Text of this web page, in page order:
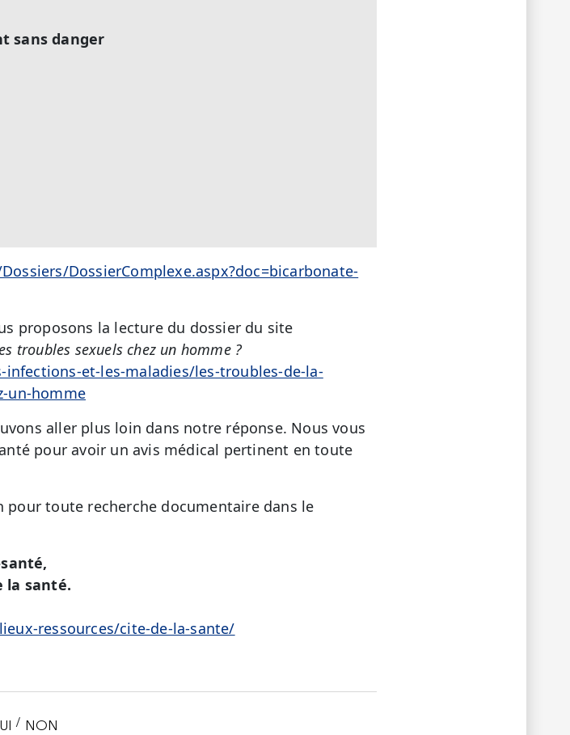
sans danger
DossierComplexe.aspx?doc=bicarbonate-
proposons la lecture du dossier du site
troubles sexuels chez un homme ?
et-les-maladies/les-troubles-de-la-
un-homme
aller plus loin dans notre réponse. Nous vous
pour avoir un avis médical pertinent en toute
toute recherche documentaire dans le
la santé.
ressources/cite-de-la-sante/
/ NON